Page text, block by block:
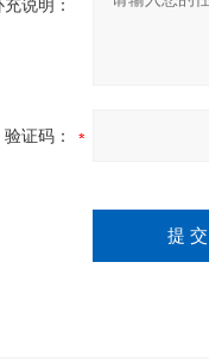
充说明：
验证码：